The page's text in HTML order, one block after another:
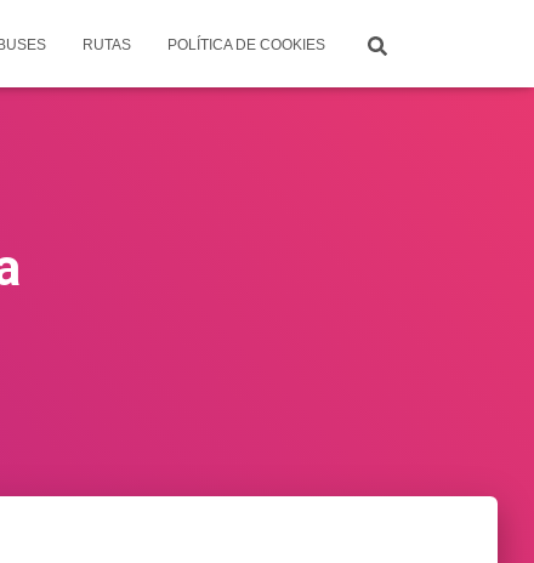
RUTAS POLÍTICA DE COOKIES